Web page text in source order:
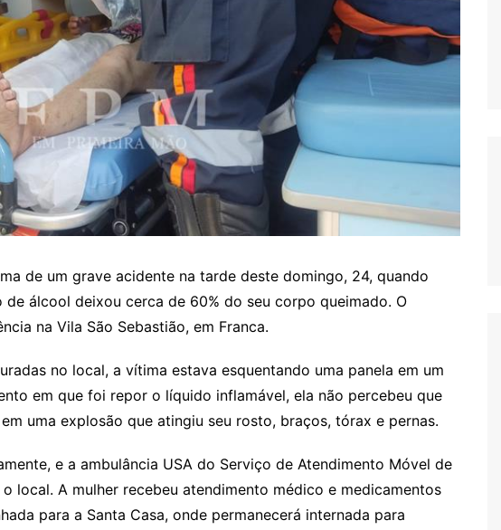
de um grave acidente na tarde deste domingo, 24, quando
de álcool deixou cerca de 60% do seu corpo queimado. O
na Vila São Sebastião, em Franca.
no local, a vítima estava esquentando uma panela em um
em que foi repor o líquido inflamável, ela não percebeu que
uma explosão que atingiu seu rosto, braços, tórax e pernas.
e a ambulância USA do Serviço de Atendimento Móvel de
local. A mulher recebeu atendimento médico e medicamentos
para a Santa Casa, onde permanecerá internada para